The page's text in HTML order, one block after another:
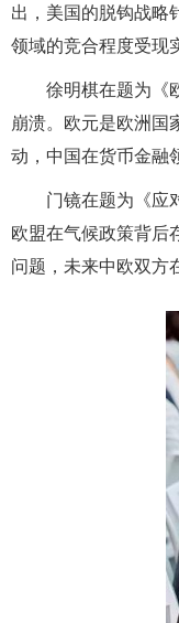
出，美国的脱钩战略
领域的竞合程度受现
徐明棋在题为《
崩溃。欧元是欧洲国
动，中国在货币金融
门镜在题为《应
欧盟在气候政策背后
问题，未来中欧双方